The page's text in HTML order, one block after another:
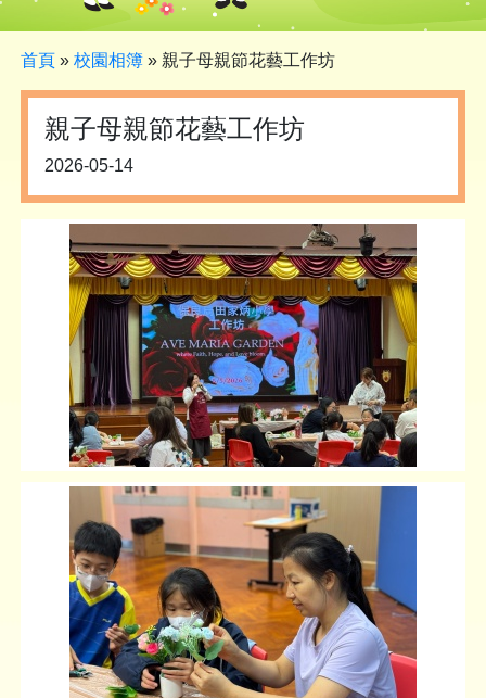
首頁 » 校園相簿 » 親子母親節花藝工作坊
親子母親節花藝工作坊
2026-05-14